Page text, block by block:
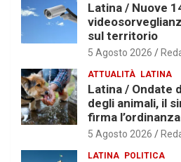
Latina / Nuove
sul territorio
5 Agosto 2026
ATTUALITÀ LATINA
Latina / Ondate
degli animali, il
firma l’ordinanza
5 Agosto 2026
LATINA POLITICA